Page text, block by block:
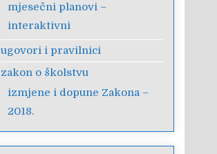
mjesečni planovi –
interaktivni
ugovori i pravilnici
zakon o školstvu
izmjene i dopune Zakona –
2018.